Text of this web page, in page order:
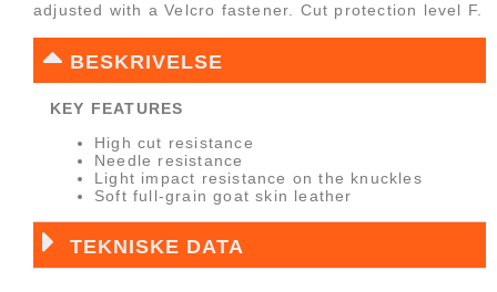
adjusted with a Velcro fastener. Cut protection level F.
BESKRIVELSE
KEY FEATURES
High cut resistance
Needle resistance
Light impact resistance on the knuckles
Soft full-grain goat skin leather
TEKNISKE DATA